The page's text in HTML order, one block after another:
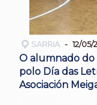
SARRIA 12/05/
O alumnado do
polo Día das
Asociación